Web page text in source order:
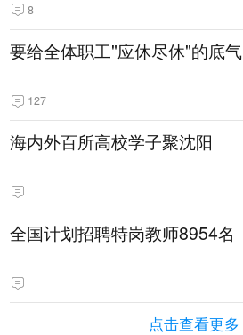
8
要给全体职工"应休尽休"的底气
127
海内外百所高校学子聚沈阳
全国计划招聘特岗教师8954名
点击查看更多